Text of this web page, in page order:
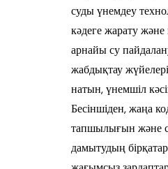
суды үнемдеу
кәдеге жарату
арнайы су
жабдықтау
на­тын, үнемшіл
Бесіншіден, жаңа
тапшылығын жә­не
дамытудың